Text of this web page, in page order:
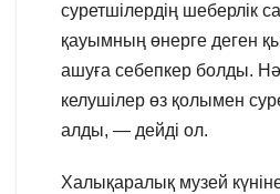
суретшілердің шеберлік
қауымның өнерге деген
ашуға себепкер болды.
келушілер өз қолымен
алды, — дейді ол.
Халықаралық музей